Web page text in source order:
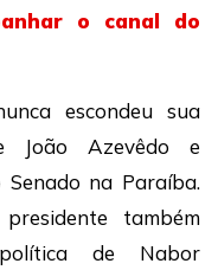
o canal do
escondeu sua
João Azevêdo e
na Paraíba.
também
de Nabor